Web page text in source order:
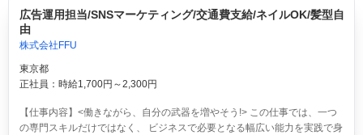
広告運用担当/SNSマーケティング/交通費支給/ネイルOK/髪型自
由
株式会社FFU
東京都
正社員：時給1,700円～2,300円
【仕事内容】<働きながら、自分の武器を増やそう!> この仕事では、一つ
の専門スキルだけではなく、 ビジネスで必要となる幅広い能力を実践で身